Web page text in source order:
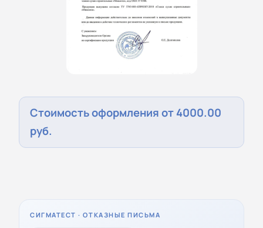
Стоимость оформления от 4000.00
руб.
СИГМАТЕСТ · ОТКАЗНЫЕ ПИСЬМА